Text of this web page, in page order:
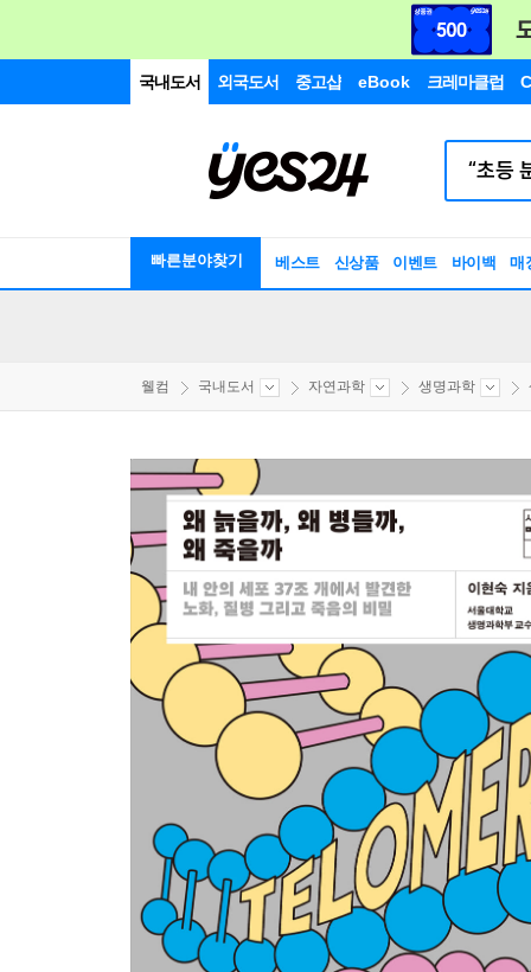
국내도서 외국도서 중고샵 eBook 크레마클럽
빠른분야찾기 베스트 신상품 이벤트 바이백 매
웰컴 국내도서 자연과학 생명과학